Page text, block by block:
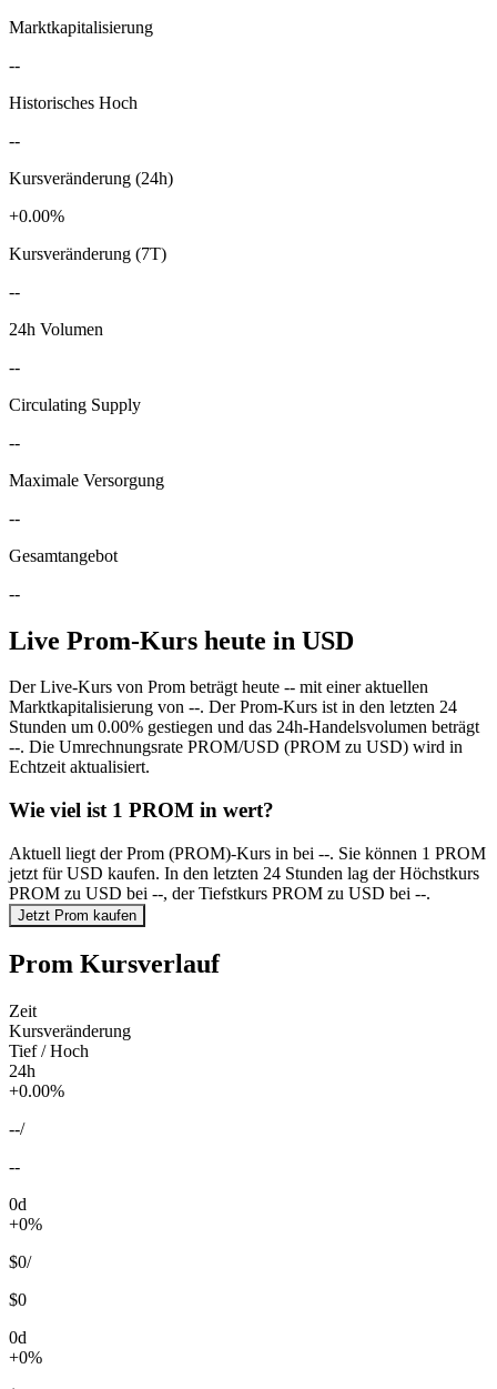
Marktkapitalisierung
--
Historisches Hoch
--
Kursveränderung (24h)
+0.00%
Kursveränderung (7T)
--
24h Volumen
--
Circulating Supply
--
Maximale Versorgung
--
Gesamtangebot
--
Live Prom-Kurs heute in USD
Der Live-Kurs von Prom beträgt heute -- mit einer aktuellen
Marktkapitalisierung von --. Der Prom-Kurs ist in den letzten 24
Stunden um 0.00% gestiegen und das 24h-Handelsvolumen beträgt
--. Die Umrechnungsrate PROM/USD (PROM zu USD) wird in
Echtzeit aktualisiert.
Wie viel ist 1 PROM in wert?
Aktuell liegt der Prom (PROM)-Kurs in bei --. Sie können 1 PROM
jetzt für USD kaufen. In den letzten 24 Stunden lag der Höchstkurs
PROM zu USD bei --, der Tiefstkurs PROM zu USD bei --.
Jetzt Prom kaufen
Prom Kursverlauf
Zeit
Kursveränderung
Tief / Hoch
24h
+0.00%
--/
--
0d
+0%
$0/
$0
0d
+0%